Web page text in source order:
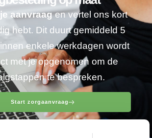
aanvraagen vertel ons kort
hebt. Dit duurt gemiddeld 5
enkele werkdagen wordt
met je opgenomen om de
te bespreken.
Start zorgaanvraag